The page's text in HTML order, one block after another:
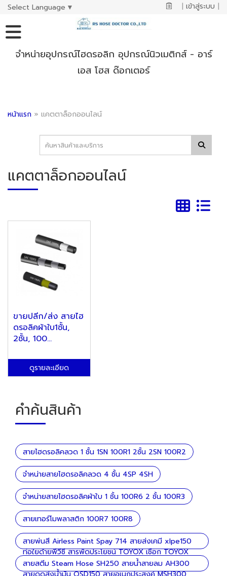
Select Language ▼ | เข้าสู่ระบบ |
จำหน่ายอุปกรณ์ไฮดรอลิก อุปกรณ์นิวเมติกส์ - อาร์
เอส โฮส ด๊อกเตอร์
หน้าแรก » แคตตาล็อกออนไลน์
แคตตาล็อกออนไลน์
ขายปลีก/ส่ง สายไฮ
ดรอลิคผ้าใบ1ชั้น,
2ชั้น, 100...
ดูรายละเอียด
คำค้นสินค้า
สายไฮดรอลิคลวด 1 ชั้น 1SN 100R1 2ชั้น 2SN 100R2
จำหน่ายสายไฮดรอลิคลวด 4 ชั้น 4SP 4SH
จำหน่ายสายไฮดรอลิคผ้าใบ 1 ชั้น 100R6 2 ชั้น 100R3
สายเทอร์โมพลาสติก 100R7 100R8
สายพ่นสี Airless Paint Spay 714 สายส่งเคมี xlpe150
ท่อใยด้ายพีวีซี สารพัดประโยชน์ TOYOX เชือก TOYOX
ลวด
สายสตีม Steam Hose SH250 สายน้ำสายลม AH300